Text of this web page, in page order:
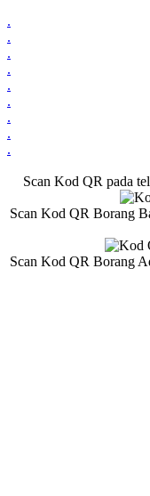
.
.
.
.
.
.
.
.
.
Scan Kod QR pada
Scan Kod QR Borang
Scan Kod QR Borang